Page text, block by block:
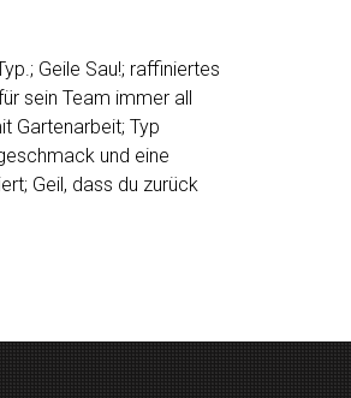
Geile Sau!; raffiniertes
sein Team immer all
Gartenarbeit; Typ
und eine
Geil, dass du zurück